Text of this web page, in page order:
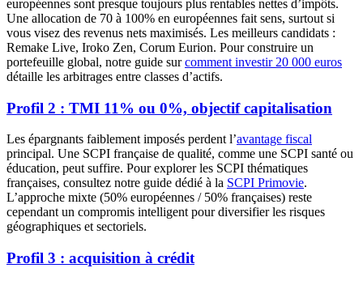
européennes sont presque toujours plus rentables nettes d’impôts.
Une allocation de 70 à 100% en européennes fait sens, surtout si
vous visez des revenus nets maximisés. Les meilleurs candidats :
Remake Live, Iroko Zen, Corum Eurion. Pour construire un
portefeuille global, notre guide surcomment investir 20 000 euros
détaille les arbitrages entre classes d’actifs.
Profil 2 : TMI 11% ou 0%, objectif capitalisation
Les épargnants faiblement imposés perdent l’avantage fiscal
principal. Une SCPI française de qualité, comme une SCPI santé ou
éducation, peut suffire. Pour explorer les SCPI thématiques
françaises, consultez notre guide dédié à la SCPI Primovie.
L’approche mixte (50% européennes / 50% françaises) reste
cependant un compromis intelligent pour diversifier les risques
géographiques et sectoriels.
Profil 3 : acquisition à crédit